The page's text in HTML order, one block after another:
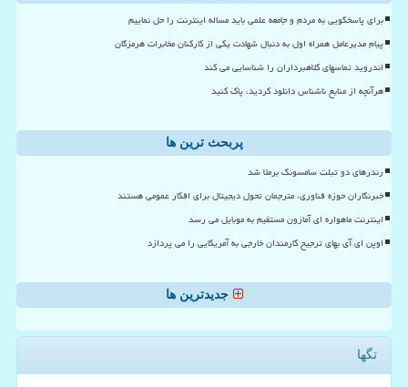
برای پاسخگویی به مردم و جامعه علمی باید مساله اینترنت را حل نماییم
پیام مدیرعامل همراه اول به دنبال شهادت یکی از کارکنان مخابرات هرمزگان
اندروید تماسهای کلاهبرداران را شناسایی می کند
هرآنچه از منابع ناشناس دانلود کردید، پاک کنید
پربحث ترین ها
رندرهای دو تبلت سامسونگ برملا شد
خبرنگاران حوزه فناوری، مترجمان تحول دیجیتال برای افکار عمومی هستند
اینترنت ماهواره ای آمازون مستقیم به موبایل می رسد
اوپن ای آی بهای ترجیح کارمندان خارجی به آمریکایی را می پردازد
جدیدترین ها
تگها